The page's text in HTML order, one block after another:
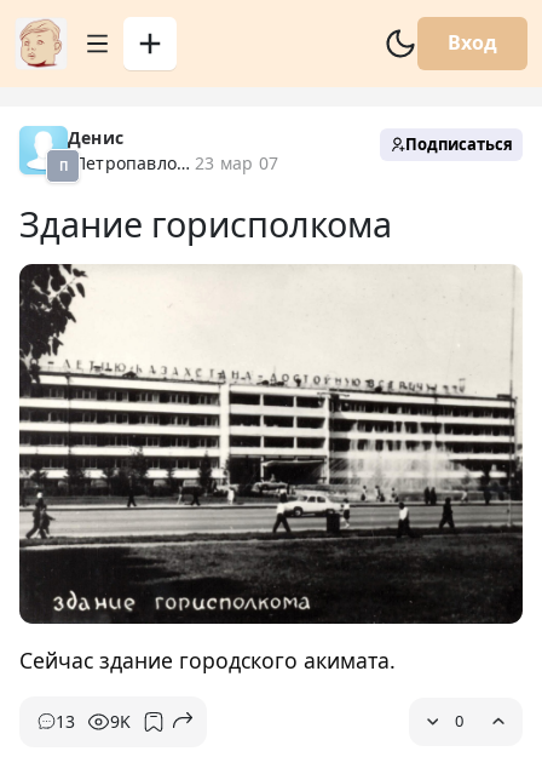
Вход
П
Денис
Петропавловск XX 23 мар 07
Подписаться
Здание горисполкома
Сейчас здание городского акимата.
13 9K 0